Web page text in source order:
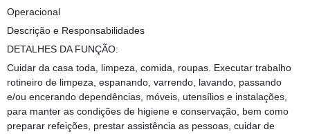
Operacional
Descrição e Responsabilidades
DETALHES DA FUNÇÃO:
Cuidar da casa toda, limpeza, comida, roupas. Executar trabalho
rotineiro de limpeza, espanando, varrendo, lavando, passando
e/ou encerando dependências, móveis, utensílios e instalações,
para manter as condições de higiene e conservação, bem como
preparar refeições, prestar assistência as pessoas, cuidar de